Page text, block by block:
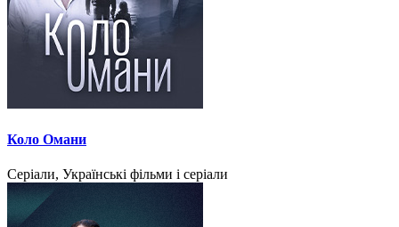
Коло Омани
Серіали, Українські фільми і серіали